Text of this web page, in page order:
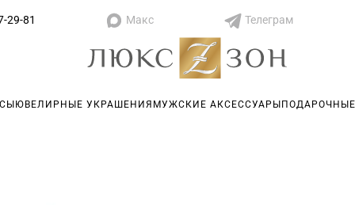
29-81 Макс Телеграм
ЮВЕЛИРНЫЕ УКРАШЕНИЯ МУЖСКИЕ АКСЕССУАРЫ